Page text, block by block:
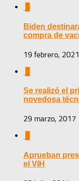
Biden
compra de
19 febrero, 2021
Se realizó el
novedosa
29 marzo, 2017
Aprueban
el VIH